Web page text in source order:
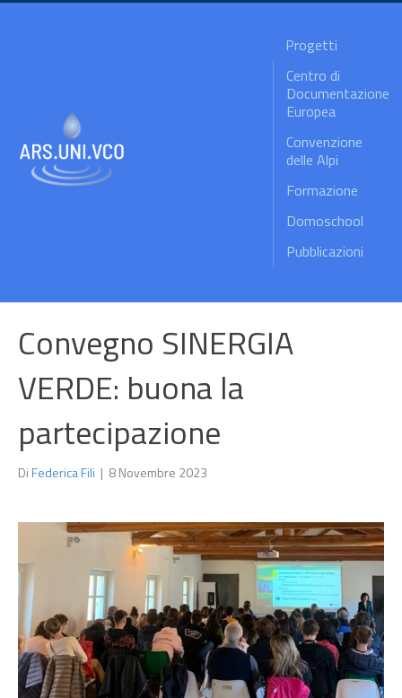
Progetti
Centro di
Documentazione
Europea
Convenzione
delle Alpi
Formazione
Domoschool
Pubblicazioni
Convegno SINERGIA
VERDE: buona la
partecipazione
DiFederica Fili | 8 Novembre 2023